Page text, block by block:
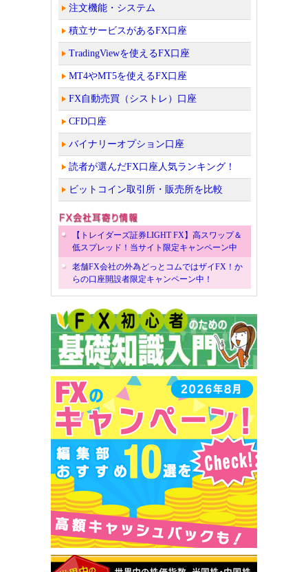
注文機能・システム
積立サービスがあるFX口座
TradingViewを使えるFX口座
MT4やMT5を使えるFX口座
FX自動売買（シストレ）口座
CFD口座
バイナリーオプション口座
読者が選んだFX口座人気ランキング！
ビットコイン取引所・販売所を比較
【トレイダーズ証券LIGHT FX】高スワップ＆
低スプレッド！当サイト限定キャンペーン中
老舗FX会社の外為どっとコムではザイFX！か
らの口座開設者限定キャンペーン中！